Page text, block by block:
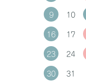
9
10
16
17
23
24
30
31